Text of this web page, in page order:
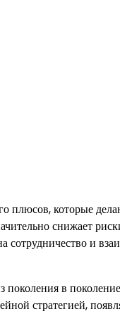
плюсов, которые
снижает
и
в
стратегией,